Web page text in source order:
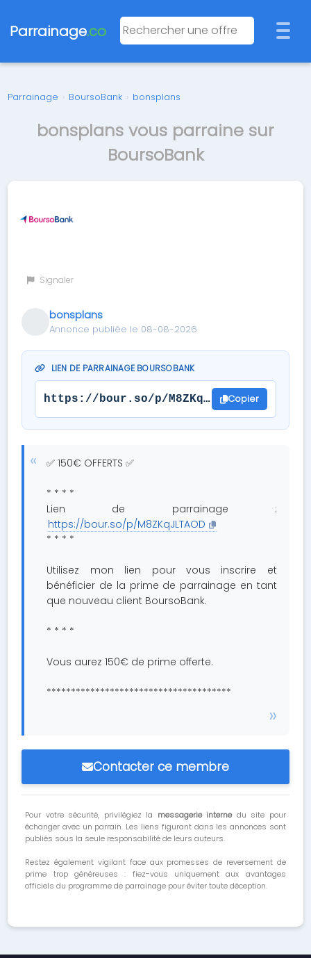
Parrainage.co
Parrainage › BoursoBank › bonsplans
bonsplans vous parraine sur
BoursoBank
Signaler
bonsplans
Annonce publiée le 08-08-2026
LIEN DE PARRAINAGE BOURSOBANK
https://bour.so/p/M8ZKqJLTAOD
Copier
✅ 150€ OFFERTS ✅
* * * *
Lien de parrainage :
https://bour.so/p/M8ZKqJLTAOD
* * * *
Utilisez mon lien pour vous inscrire et
bénéficier de la prime de parrainage en tant
que nouveau client BoursoBank.
* * * *
Vous aurez 150€ de prime offerte.
**************************************
Contacter ce membre
Pour votre sécurité, privilégiez la messagerie internedu site pour
échanger avec un parrain. Les liens figurant dans les annonces sont
publiés sous la seule responsabilité de leurs auteurs.
Restez également vigilant face aux promesses de reversement de
prime trop généreuses : fiez-vous uniquement aux avantages
officiels du programme de parrainage pour éviter toute déception.